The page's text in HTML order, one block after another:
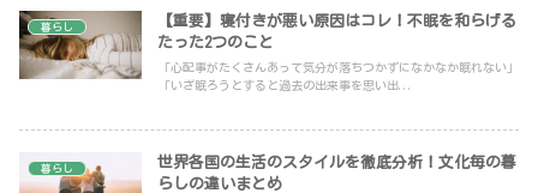
暮らし
【重要】寝付きが悪い原因はコレ！不眠を和らげる
たった2つのこと
「心配事がたくさんあって気分が落ちつかずになかなか眠れない」
「いざ眠ろうとすると過去の出来事を思い出...
暮らし
世界各国の生活のスタイルを徹底分析！文化毎の暮
らしの違いまとめ